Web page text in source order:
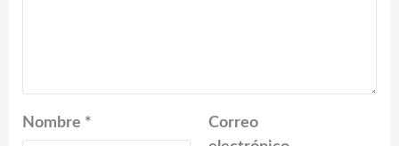
Nombre *
Correo